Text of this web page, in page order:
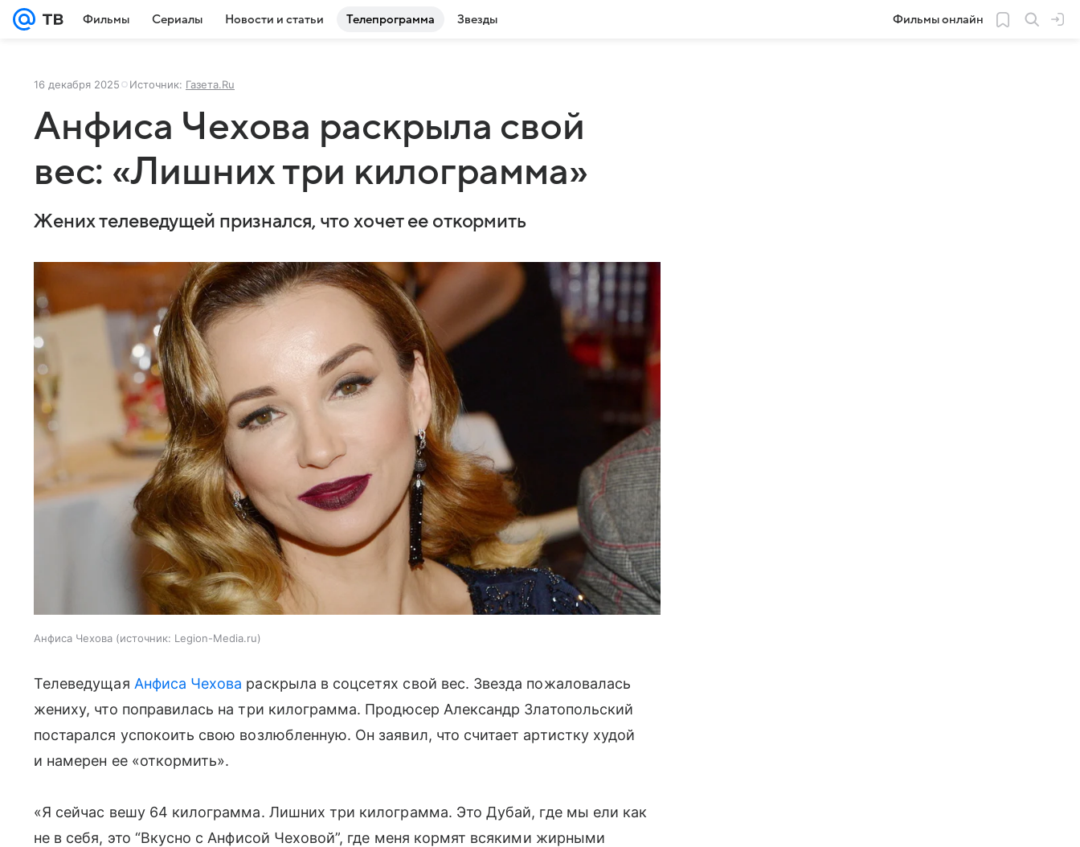
Фильмы Сериалы Новости и статьи Телепрограмма Звезды Фильмы онлайн
16 декабря 2025 Источник: Газета.Ru
Анфиса Чехова раскрыла свой
вес: «Лишних три килограмма»
Жених телеведущей признался, что хочет ее откормить
Анфиса Чехова источник: Legion-Media.ru
Телеведущая Анфиса Чехова раскрыла в соцсетях свой вес. Звезда пожаловалась
жениху, что поправилась на три килограмма. Продюсер Александр Златопольский
постарался успокоить свою возлюбленную. Он заявил, что считает артистку худой
и намерен ее «откормить».
«Я сейчас вешу 64 килограмма. Лишних три килограмма. Это Дубай, где мы ели как
не в себя, это “Вкусно с Анфисой Чеховой”, где меня кормят всякими жирными